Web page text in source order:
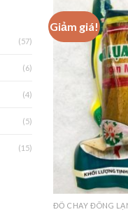
(57)
(6)
(4)
(5)
(15)
Giảm giá!
ĐỒ CHAY ĐÔNG